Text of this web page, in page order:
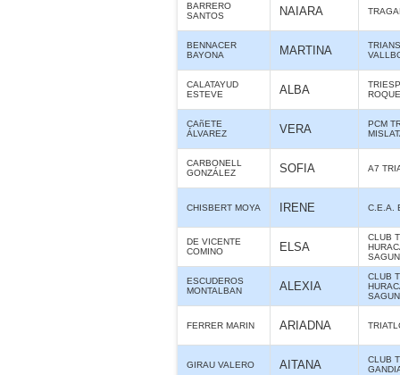
BARRERO
SANTOS
NAIARA
BENNACER
BAYONA
MARTINA
CALATAYUD
ESTEVE
ALBA
CAñETE
ÁLVAREZ
VERA
PCM
CARBONELL
GONZÁLEZ
SOFIA A7
CHISBERT MOYA IRENE C.E.A.
DE VICENTE
COMINO
ELSA
CLUB
ESCUDEROS
MONTALBAN
ALEXIA
CLUB
FERRER MARIN ARIADNA
GIRAU VALERO AITANA
CLUB